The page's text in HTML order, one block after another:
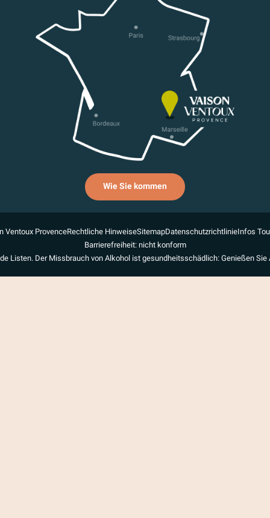
Wie Sie kommen
Ventoux ProvenceRechtliche HinweiseSitemapDatenschutzrichtlinieInfos
Barrierefreiheit: nicht konform
Listen. Der Missbrauch von Alkohol ist gesundheitsschädlich: Genießen Sie